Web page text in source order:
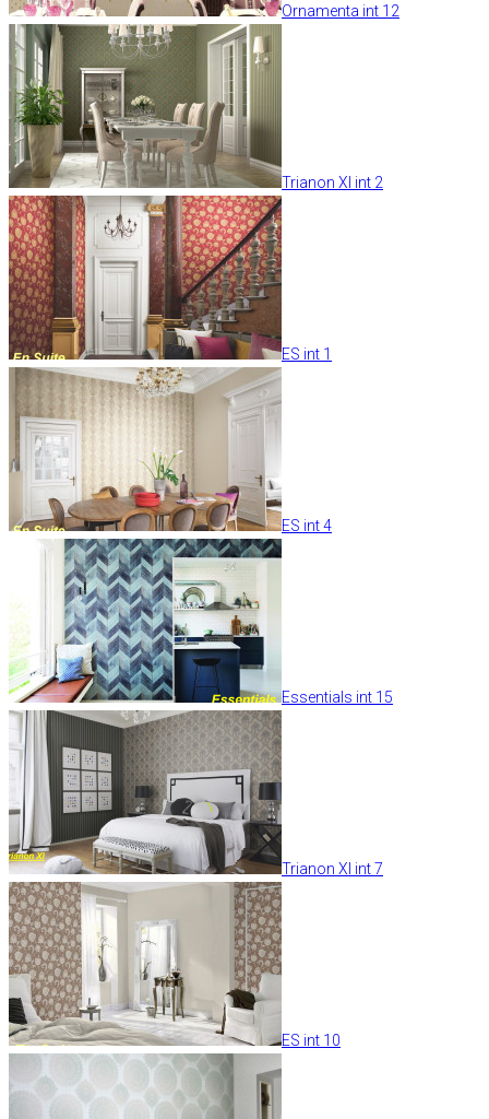
Ornamenta int 12
Trianon XI int 2
ES int 1
ES int 4
Essentials int 15
Trianon XI int 7
ES int 10